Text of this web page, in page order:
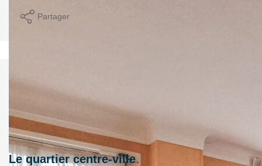
Partager
Le quartier centre-ville